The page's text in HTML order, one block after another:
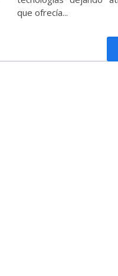
que ofrecía...